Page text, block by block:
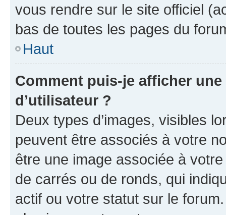
vous rendre sur le site officiel
bas de toutes les pages du
Haut
Comment puis-je afficher
d’utilisateur ?
Deux types d’images, visibles
peuvent être associés à votre
être une image associée à
de carrés ou de ronds, qui
actif ou votre statut sur le